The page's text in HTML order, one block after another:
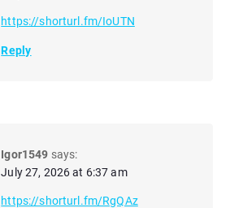
https://shorturl.fm/IoUTN
Reply
Igor1549 says:
July 27, 2026 at 6:37 am
https://shorturl.fm/RgQAz